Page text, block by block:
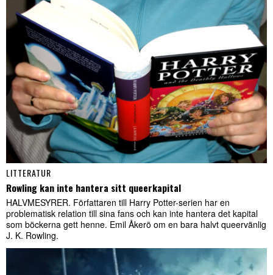
LITTERATUR
Rowling kan inte hantera sitt queerkapital
HALVMESYRER. Författaren till Harry Potter-serien har en
problematisk relation till sina fans och kan inte hantera det kapital
som böckerna gett henne. Emil Åkerö om en bara halvt queervänlig
J. K. Rowling.